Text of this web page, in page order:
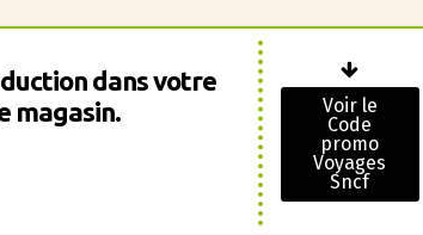
dans votre
magasin.
Voir le
Code
promo
Voyages
Sncf